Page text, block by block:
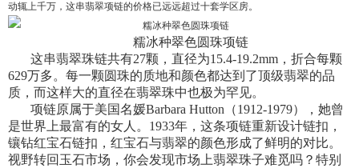
动辄上千万，这串翡翠项链的价格已远远超过十套学区房。
糯冰种翠色圆珠项链
这串翡翠珠链共有27颗，直径为15.4-19.2mm ，折合每颗
629万多。每一颗圆珠的质地和颜色都达到了顶级翡翠的品
质，而这样大的直径在翡翠珠中也极为罕见。
项链原属于美国名媛Barbara Hutton （1912-1979），她曾
是世界上最富有的女人。 1933年，这条项链重新设计链扣，
镶钻红宝石链扣，红宝石与翡翠的颜色形成了鲜明的对比。
视野转回玉石市场，你会发现市场上翡翠珠子难觅吗？特别